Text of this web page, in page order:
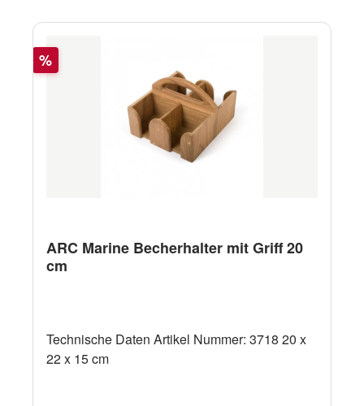
Rabatt
%
ARC Marine Becherhalter mit Griff 20
cm
Technische Daten Artikel Nummer: 3718 20 x
22 x 15 cm